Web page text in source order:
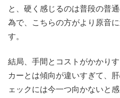
と、硬く感じるのは普段の普
為で、こちらの方がより原音
す。
結局、手間とコストがかかり
カーとは傾向が違いすぎて、
ェックには今一つ向かないと